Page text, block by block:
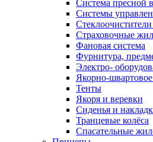
Система пресной
Системы
Стеклоочистители
Страховочные
Фановая система
Фурнитура,
Электро-
Якорно-
Тенты
Якоря и веревки
Сиденья и
Транцевые колёса
Спасательные